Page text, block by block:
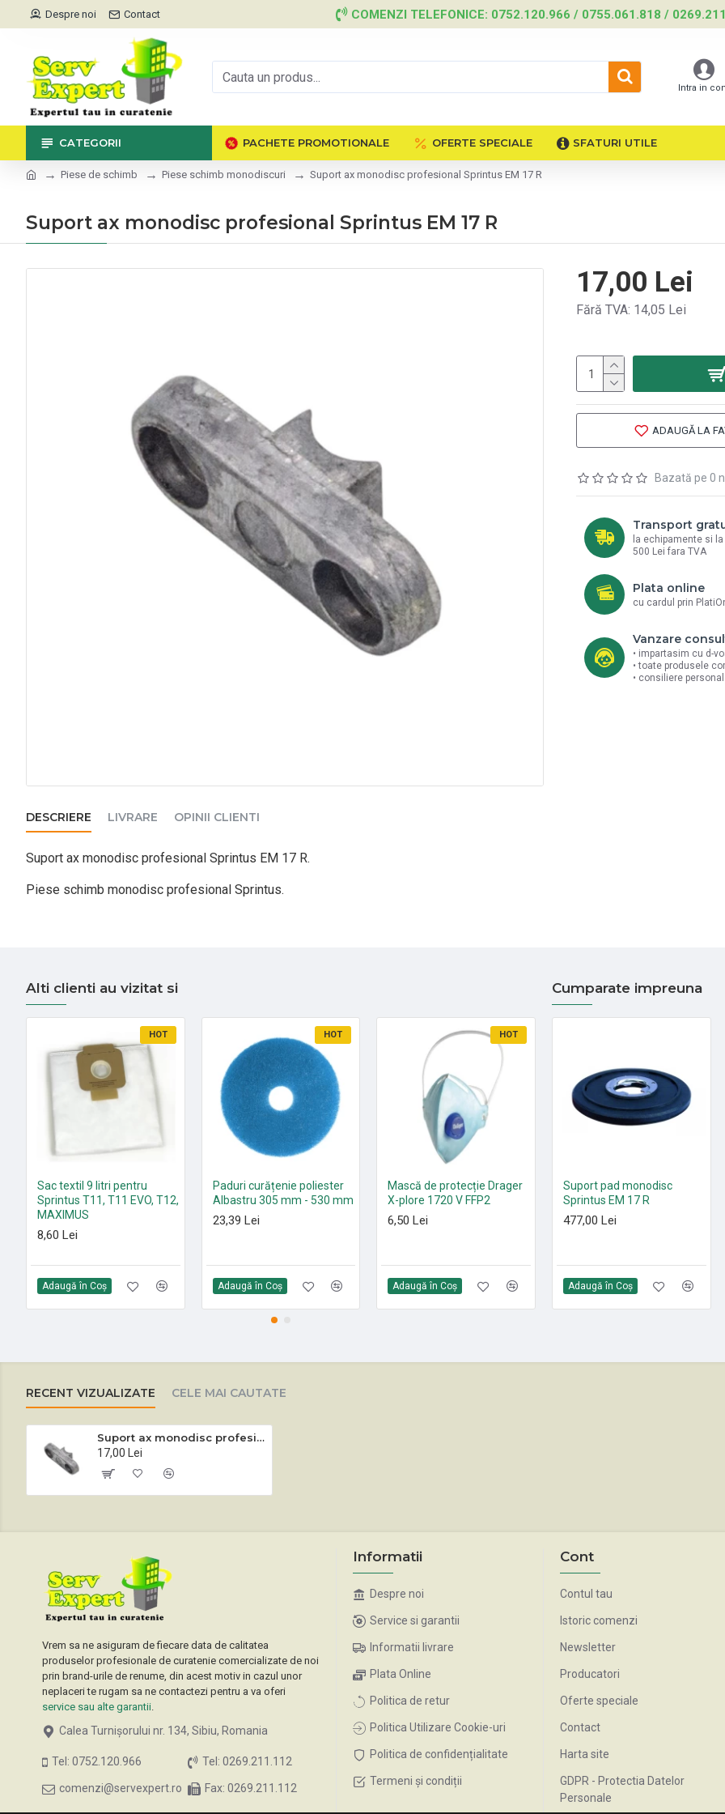
Despre noi Contact COMENZI TELEFONICE: 0752.120.966 / 0755.061.818 /
Intra in
CATEGORII PACHETE PROMOTIONALE OFERTE SPECIALE SFATURI UTILE
Piese de schimb Piese schimb monodiscuri Suport ax monodisc profesional Sprintus EM 17 R
Suport ax monodisc profesional Sprintus EM 17 R
Bazată pe 0
17,00 Lei
Fără TVA: 14,05 Lei
ADAUGĂ LA
Transport
la echipamente si
500 Lei fara TVA
Plata online
cu cardul prin
Vanzare
• impartasim cu d-
• toate produsele
• consiliere
DESCRIERE LIVRARE OPINII CLIENTI
Suport ax monodisc profesional Sprintus EM 17 R.
Piese schimb monodisc profesional Sprintus.
Alti clienti au vizitat si
HOT
Sac textil 9 litri pentru
Sprintus T11, T11 EVO, T12,
MAXIMUS
8,60 Lei
Adaugă în Coş
HOT
Paduri curățenie poliester
Albastru 305 mm - 530 mm
23,39 Lei
Adaugă în Coş
HOT
Mască de protecție Drager
X-plore 1720 V FFP2
6,50 Lei
Adaugă în Coş
Paduri curățenie poliester
Roșu 305 mm - 530 mm
21,35 Lei
Adaugă în Coş
Cumparate impreuna
Suport pad monodisc
Sprintus EM 17 R
477,00 Lei
Adaugă în Coş
RECENT VIZUALIZATE CELE MAI CAUTATE
Suport ax monodisc profesional Sprintus EM 17 R
17,00 Lei
Vrem sa ne asiguram de fiecare data de calitatea
produselor profesionale de curatenie comercializate de noi
prin brand-urile de renume, din acest motiv in cazul unor
neplaceri te rugam sa ne contactezi pentru a va oferi
service sau alte garantii.
Calea Turnișorului nr. 134, Sibiu, Romania
Tel: 0752.120.966
comenzi@servexpert.ro
Tel: 0269.211.112
Fax: 0269.211.112
Informatii
Despre noi
Service si garantii
Informatii livrare
Plata Online
Politica de retur
Politica Utilizare Cookie-uri
Politica de confidențialitate
Termeni și condiții
Cont
Contul tau
Istoric comenzi
Newsletter
Producatori
Oferte speciale
Contact
Harta site
GDPR - Protectia Datelor
Personale